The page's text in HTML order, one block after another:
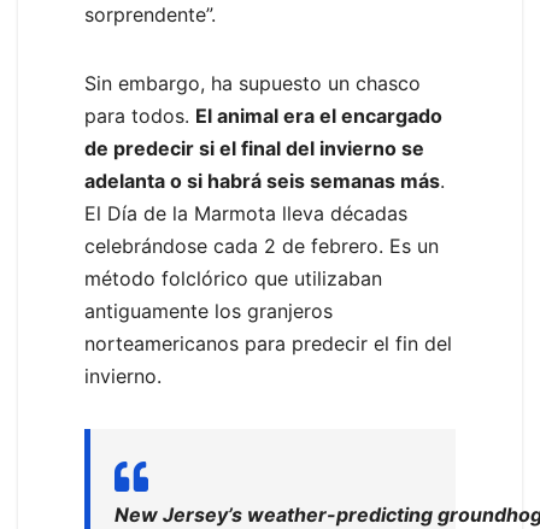
sorprendente”.
Sin embargo, ha supuesto un chasco
para todos. El animal era el encargado
de predecir si el final del invierno se
adelanta o si habrá seis semanas más.
El Día de la Marmota lleva décadas
celebrándose cada 2 de febrero. Es un
método folclórico que utilizaban
antiguamente los granjeros
norteamericanos para predecir el fin del
invierno.
New Jersey’s weather-predicting